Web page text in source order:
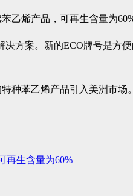
方案。新的ECO牌号是方
苯乙烯产品引入美洲市场
再生含量为60%